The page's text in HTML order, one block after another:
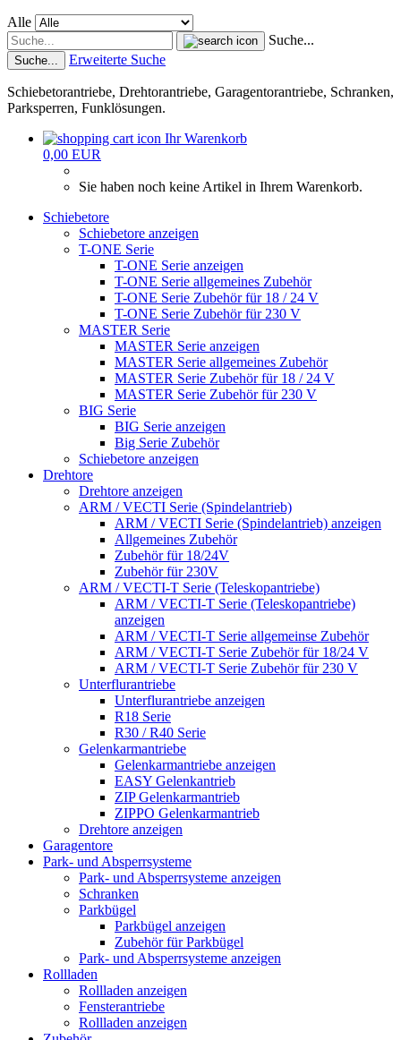
Alle
Suche...
Suche... Erweiterte Suche
Schiebetorantriebe, Drehtorantriebe, Garagentorantriebe, Schranken,
Parksperren, Funklösungen.
Ihr Warenkorb
0,00 EUR
Sie haben noch keine Artikel in Ihrem Warenkorb.
Schiebetore
Schiebetore anzeigen
T-ONE Serie
T-ONE Serie anzeigen
T-ONE Serie allgemeines Zubehör
T-ONE Serie Zubehör für 18 / 24 V
T-ONE Serie Zubehör für 230 V
MASTER Serie
MASTER Serie anzeigen
MASTER Serie allgemeines Zubehör
MASTER Serie Zubehör für 18 / 24 V
MASTER Serie Zubehör für 230 V
BIG Serie
BIG Serie anzeigen
Big Serie Zubehör
Schiebetore anzeigen
Drehtore
Drehtore anzeigen
ARM / VECTI Serie (Spindelantrieb)
ARM / VECTI Serie (Spindelantrieb) anzeigen
Allgemeines Zubehör
Zubehör für 18/24V
Zubehör für 230V
ARM / VECTI-T Serie (Teleskopantriebe)
ARM / VECTI-T Serie (Teleskopantriebe)
anzeigen
ARM / VECTI-T Serie allgemeinse Zubehör
ARM / VECTI-T Serie Zubehör für 18/24 V
ARM / VECTI-T Serie Zubehör für 230 V
Unterflurantriebe
Unterflurantriebe anzeigen
R18 Serie
R30 / R40 Serie
Gelenkarmantriebe
Gelenkarmantriebe anzeigen
EASY Gelenkantrieb
ZIP Gelenkarmantrieb
ZIPPO Gelenkarmantrieb
Drehtore anzeigen
Garagentore
Park- und Absperrsysteme
Park- und Absperrsysteme anzeigen
Schranken
Parkbügel
Parkbügel anzeigen
Zubehör für Parkbügel
Park- und Absperrsysteme anzeigen
Rollladen
Rollladen anzeigen
Fensterantriebe
Rollladen anzeigen